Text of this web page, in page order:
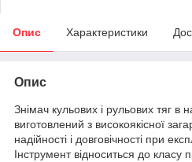
Опис Характеристики
Опис
Знімач кульових і рульових тяг в
виготовлений з високоякісної
надійності і довговічності при
Інструмент відноситься до класу